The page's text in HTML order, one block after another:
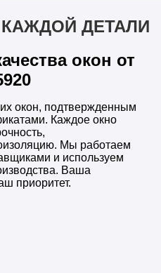
ДЕТАЛИ
окон от
окон, подтвержденным
Каждое окно
Мы работаем
и используем
Ваша
приоритет.